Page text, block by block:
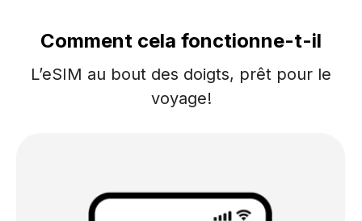
Comment cela fonctionne-t-il
L’eSIM au bout des doigts, prêt pour le
voyage!